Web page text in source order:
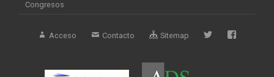
Congresos
Acceso Contacto Sitemap